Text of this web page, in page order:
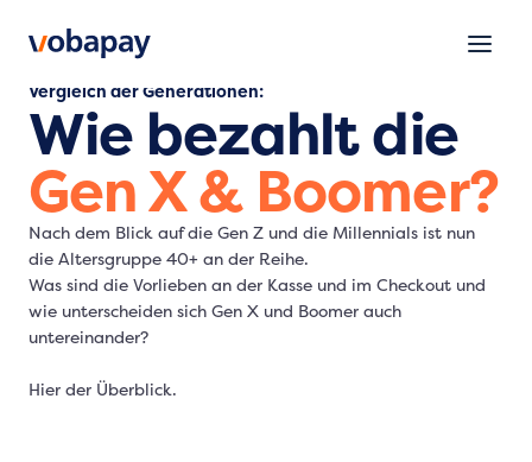
Vergleich der Generationen:
Wie bezahlt die
Gen X & Boomer?
Nach dem Blick auf die Gen Z und die Millennials ist nun
die Altersgruppe 40+ an der Reihe.
Was sind die Vorlieben an der Kasse und im Checkout und
wie unterscheiden sich Gen X und Boomer auch
untereinander?
Hier der Überblick.